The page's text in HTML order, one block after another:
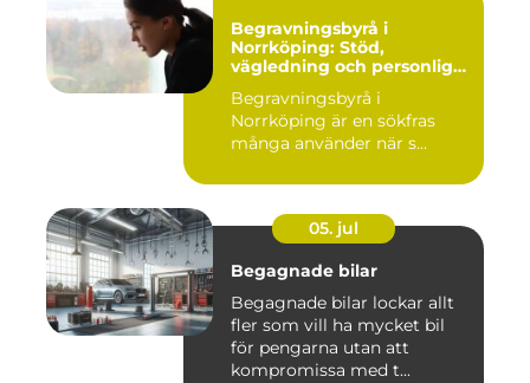
Begravningsbyrå i
Norrköping: Stöd,
vägledning och personliga
Begravningsbyrå i
Norrköping är en sökfras
många använder när s...
05. jul
Begagnade bilar
Begagnade bilar lockar allt
fler som vill ha mycket bil
för pengarna utan att
kompromissa med t...